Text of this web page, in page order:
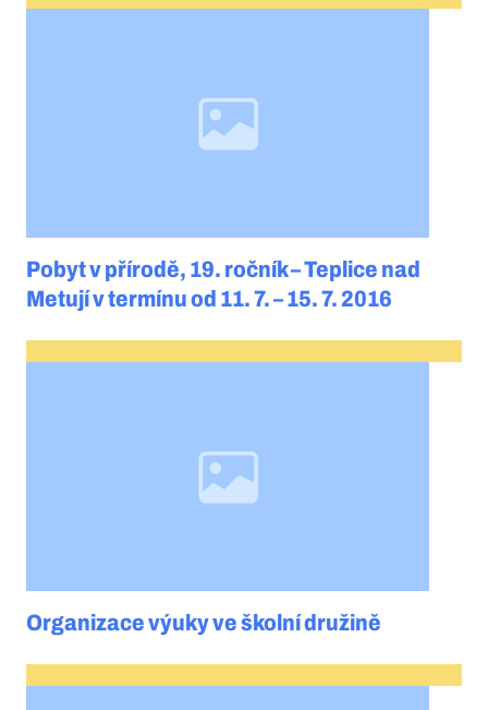
Pobyt v přírodě, 19. ročník – Teplice nad
Metují v termínu od 11. 7. – 15. 7. 2016
Organizace výuky ve školní družině